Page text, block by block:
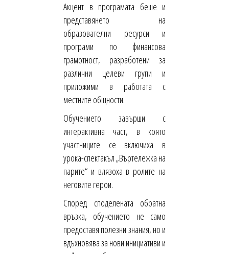
Акцент в програмата беше и
представянето на
образователни ресурси и
програми по финансова
грамотност, разработени за
различни целеви групи и
приложими в работата с
местните общности.
Обучението завърши с
интерактивна част, в която
участниците се включиха в
урока-спектакъл „Въртележка на
парите“ и влязоха в ролите на
неговите герои.
Според споделената обратна
връзка, обучението не само
предоставя полезни знания, но и
вдъхновява за нови инициативи и